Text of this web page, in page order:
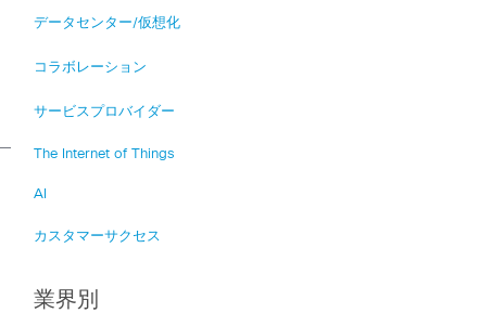
データセンター/仮想化
コラボレーション
サービスプロバイダー
The Internet of Things
AI
カスタマーサクセス
業界別